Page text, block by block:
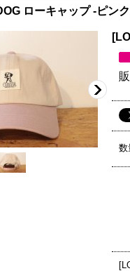
ローキャップ -ピン
数